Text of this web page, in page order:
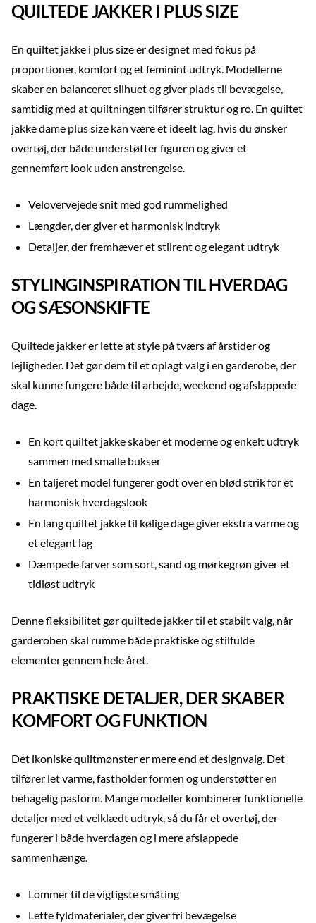
QUILTEDE JAKKER I PLUS SIZE
En quiltet jakke i plus size er designet med fokus på
proportioner, komfort og et feminint udtryk. Modellerne
skaber en balanceret silhuet og giver plads til bevægelse,
samtidig med at quiltningen tilfører struktur og ro. En quiltet
jakke dame plus size kan være et ideelt lag, hvis du ønsker
overtøj, der både understøtter figuren og giver et
gennemført look uden anstrengelse.
Velovervejede snit med god rummelighed
Længder, der giver et harmonisk indtryk
Detaljer, der fremhæver et stilrent og elegant udtryk
STYLINGINSPIRATION TIL HVERDAG
OG SÆSONSKIFTE
Quiltede jakker er lette at style på tværs af årstider og
lejligheder. Det gør dem til et oplagt valg i en garderobe, der
skal kunne fungere både til arbejde, weekend og afslappede
dage.
En kort quiltet jakke skaber et moderne og enkelt udtryk
sammen med smalle bukser
En taljeret model fungerer godt over en blød strik for et
harmonisk hverdagslook
En lang quiltet jakke til kølige dage giver ekstra varme og
et elegant lag
Dæmpede farver som sort, sand og mørkegrøn giver et
tidløst udtryk
Denne fleksibilitet gør quiltede jakker til et stabilt valg, når
garderoben skal rumme både praktiske og stilfulde
elementer gennem hele året.
PRAKTISKE DETALJER, DER SKABER
KOMFORT OG FUNKTION
Det ikoniske quiltmønster er mere end et designvalg. Det
tilfører let varme, fastholder formen og understøtter en
behagelig pasform. Mange modeller kombinerer funktionelle
detaljer med et velklædt udtryk, så du får et overtøj, der
fungerer i både hverdagen og i mere afslappede
sammenhænge.
Lommer til de vigtigste småting
Lette fyldmaterialer, der giver fri bevægelse